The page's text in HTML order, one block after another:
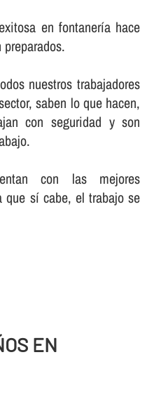
en fontanerí­a hace
nuestros trabajadores
saben lo que hacen,
con seguridad y son
con las mejores
que sí­ cabe, el trabajo se
EN